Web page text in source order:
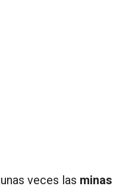
veces las minas